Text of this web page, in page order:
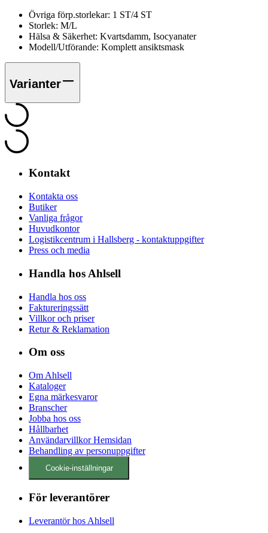
Övriga förp.storlekar: 1 ST/4 ST
Storlek: M/L
Hälsa & Säkerhet: Kvartsdamm, Isocyanater
Modell/Utförande: Komplett ansiktsmask
Varianter
Kontakt
Kontakta oss
Butiker
Vanliga frågor
Huvudkontor
Logistikcentrum i Hallsberg - kontaktuppgifter
Press och media
Handla hos Ahlsell
Handla hos oss
Faktureringssätt
Villkor och priser
Retur & Reklamation
Om oss
Om Ahlsell
Kataloger
Egna märkesvaror
Branscher
Jobba hos oss
Hållbarhet
Användarvillkor Hemsidan
Behandling av personuppgifter
Cookie-inställningar
För leverantörer
Leverantör hos Ahlsell